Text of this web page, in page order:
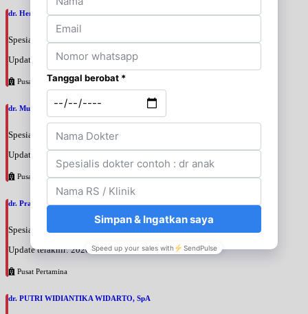
dr. Hery Mardani, SpAn
Spesialis: Anestesi
Update terakhir: 2026-08-06 11:17:24
Pusat Pertamina
dr. Muslim Tadjuddin Chalid, SpAn
Spesialis: Anestesi
Update terakhir: 2026-08-06 11:14:34
Pusat Pertamina
dr. Prajnia Paramitha Narendraswari, SpA
Spesialis: Anak
Update terakhir: 2026-08-06 10:46:34
Pusat Pertamina
dr. PUTRI WIDIANTIKA WIDARTO, SpA